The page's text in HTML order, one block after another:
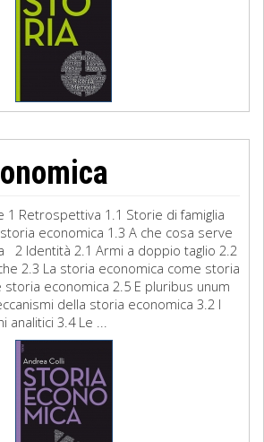
Retrospettiva 1.1 Storie di famiglia
economica 1.3 A che cosa serve
2 Identità 2.1 Armi a doppio taglio 2.2
2.3 La storia economica come storia
storia economica 2.5 E pluribus unum
della storia economica 3.2 I
analitici 3.4 Le ...